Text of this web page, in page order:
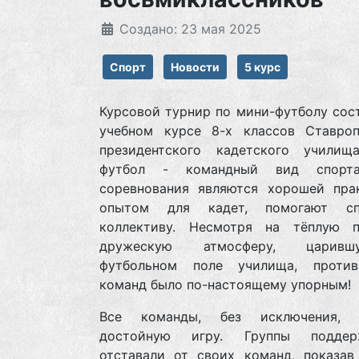
Создано: 23 мая 2025
Спорт Новости 5 курс
Курсовой турнир по мини-футболу
учебном курсе 8-х классов
президентского кадетского
футбол - командный вид
соревнования являются хорошей
опытом для кадет, помогают
коллективу. Несмотря на тёплую
дружескую атмосферу,
футбольном поле училища,
команд было по-настоящему упорным!
Все команды, без исключения,
достойную игру. Группы
отставали от своих команд,